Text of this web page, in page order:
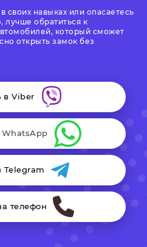
своих навыках или опасаетесь
лучше обратиться к
который сможет
открыть замок без
в Viber
WhatsApp
Telegram
телефон